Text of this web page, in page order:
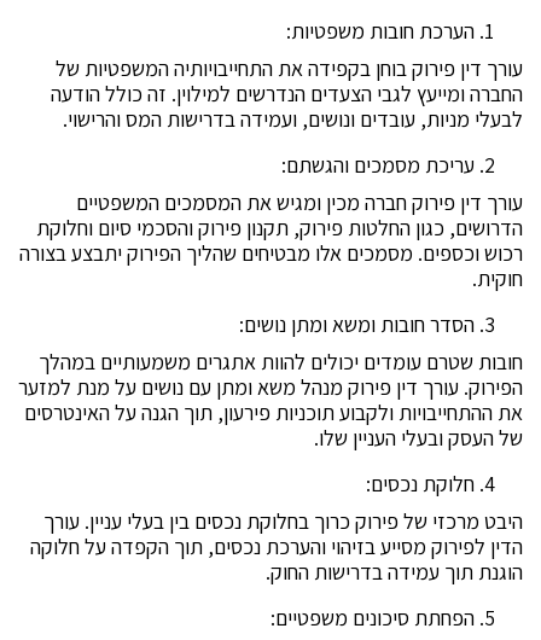
הערכת חובות משפטיות:
עורך דין פירוק בוחן בקפידה את התחייבויותיה המשפטיות של
החברה ומייעץ לגבי הצעדים הנדרשים למילוין. זה כולל הודעה
לבעלי מניות, עובדים ונושים, ועמידה בדרישות המס והרישוי.
עריכת מסמכים והגשתם:
עורך דין פירוק חברה מכין ומגיש את המסמכים המשפטיים
הדרושים, כגון החלטות פירוק, תקנון פירוק והסכמי סיום וחלוקת
רכוש וכספים. מסמכים אלו מבטיחים שהליך הפירוק יתבצע בצורה
חוקית.
הסדר חובות ומשא ומתן נושים:
חובות שטרם עומדים יכולים להוות אתגרים משמעותיים במהלך
הפירוק. עורך דין פירוק מנהל משא ומתן עם נושים על מנת למזער
את ההתחייבויות ולקבוע תוכניות פירעון, תוך הגנה על האינטרסים
של העסק ובעלי העניין שלו.
חלוקת נכסים:
היבט מרכזי של פירוק כרוך בחלוקת נכסים בין בעלי עניין. עורך
הדין לפירוק מסייע בזיהוי והערכת נכסים, תוך הקפדה על חלוקה
הוגנת תוך עמידה בדרישות החוק.
הפחתת סיכונים משפטיים: